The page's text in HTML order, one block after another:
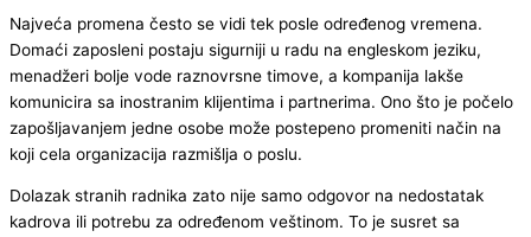
Najveća promena često se vidi tek posle određenog vremena.
Domaći zaposleni postaju sigurniji u radu na engleskom jeziku,
menadžeri bolje vode raznovrsne timove, a kompanija lakše
komunicira sa inostranim klijentima i partnerima. Ono što je počelo
zapošljavanjem jedne osobe može postepeno promeniti način na
koji cela organizacija razmišlja o poslu.
Dolazak stranih radnika zato nije samo odgovor na nedostatak
kadrova ili potrebu za određenom veštinom. To je susret sa